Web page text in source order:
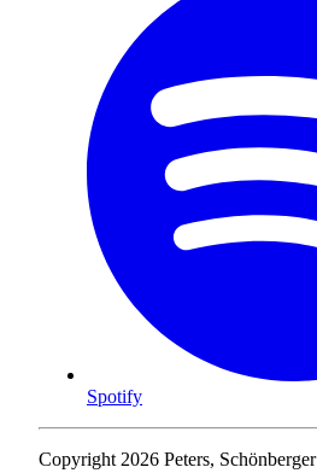
Spotify
Copyright 2026 Peters,